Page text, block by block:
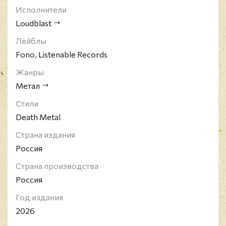
Исполнители
Loudblast
Лейблы
Fono, Listenable Records
Жанры
Метал
Стили
Death Metal
Страна издания
Россия
Страна производства
Россия
Год издания
2026